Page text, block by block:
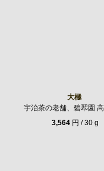
大極
宇治茶の老舗、碧翆園
3,564円 / 30 g